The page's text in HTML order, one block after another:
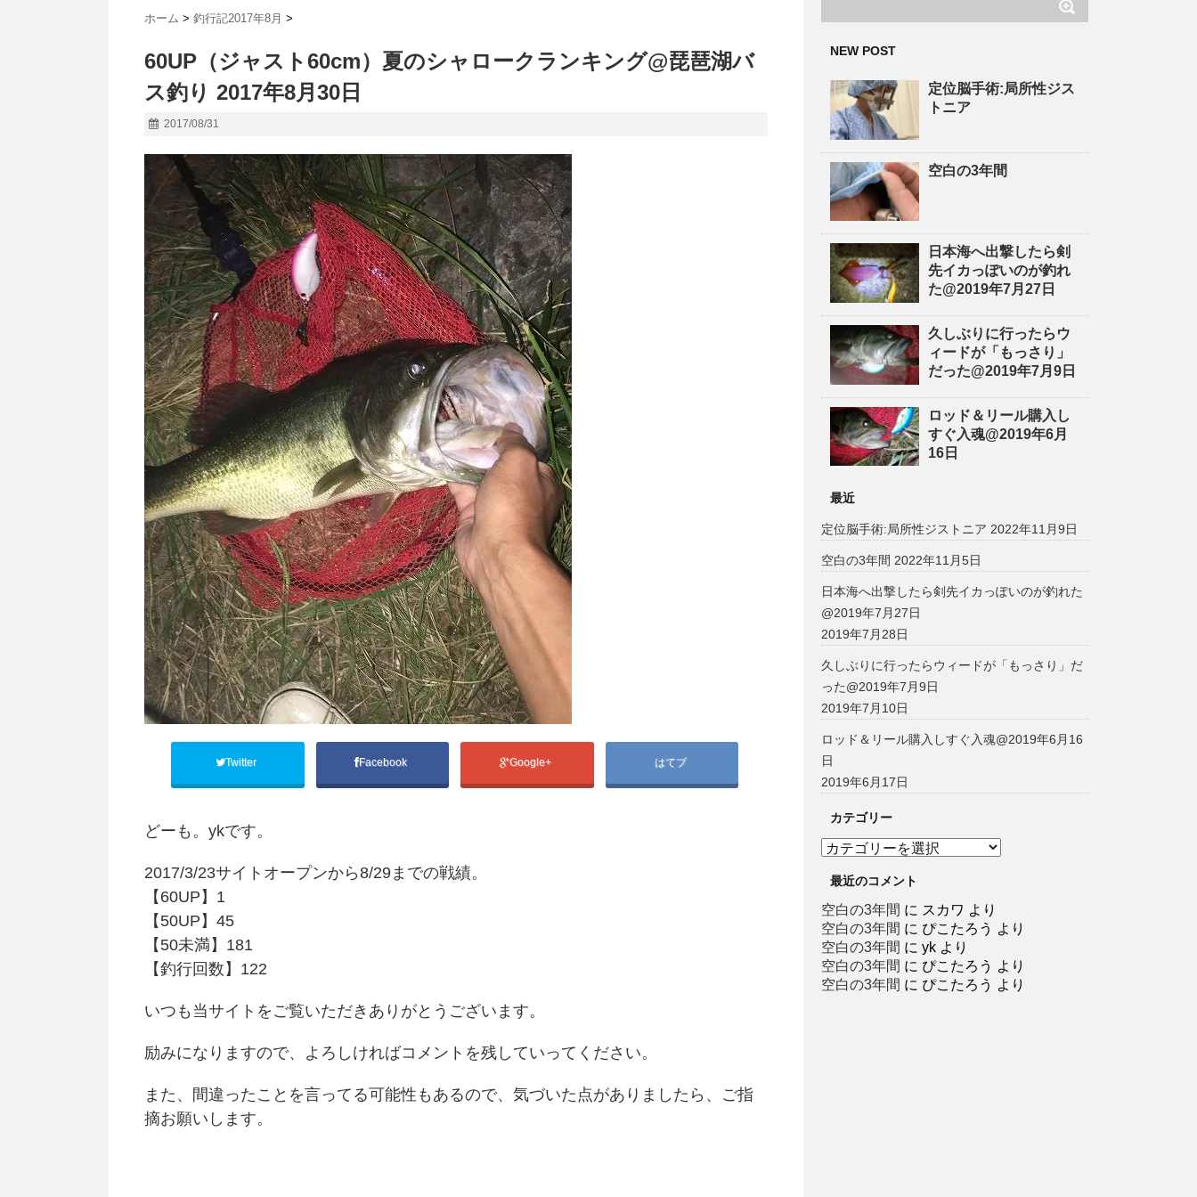
ホーム > 釣行記2017年8月 >
60UP（ジャスト60cm）夏のシャロークランキング@琵琶湖バ
ス釣り 2017年8月30日
2017/08/31
Twitter Facebook Google+ はてブ
どーも。ykです。
2017/3/23サイトオープンから8/29までの戦績。
【60UP】1
【50UP】45
【50未満】181
【釣行回数】122
いつも当サイトをご覧いただきありがとうございます。
励みになりますので、よろしければコメントを残していってください。
また、間違ったことを言ってる可能性もあるので、気づいた点がありましたら、ご指
摘お願いします。
NEW POST
定位脳手術:局所性ジス
トニア
空白の3年間
日本海へ出撃したら剣
先イカっぽいのが釣れ
た@2019年7月27日
久しぶりに行ったらウ
ィードが「もっさり」
だった@2019年7月9日
ロッド＆リール購入し
すぐ入魂@2019年6月
16日
最近
定位脳手術:局所性ジストニア 2022年11月9日
空白の3年間 2022年11月5日
日本海へ出撃したら剣先イカっぽいのが釣れた
@2019年7月27日
2019年7月28日
久しぶりに行ったらウィードが「もっさり」だ
った@2019年7月9日
2019年7月10日
ロッド＆リール購入しすぐ入魂@2019年6月16
日
2019年6月17日
カテゴリー
カ
ゴ
リ
ー
最近のコメント
空白の3年間 に スカワ より
空白の3年間 に ぴこたろう より
空白の3年間 に yk より
空白の3年間 に ぴこたろう より
空白の3年間 に ぴこたろう より